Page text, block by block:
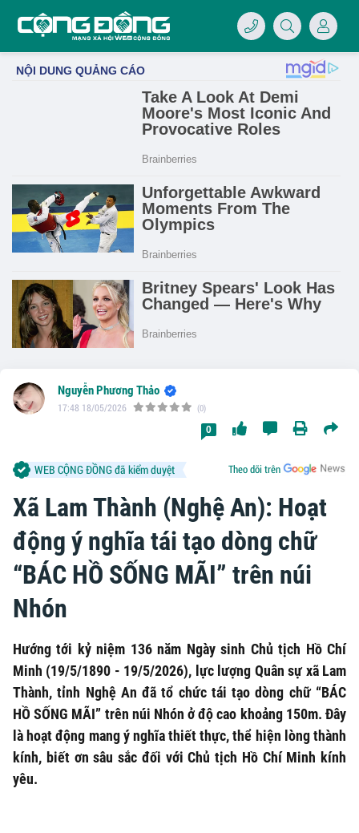
Xã Lam Thành (Nghệ An): Hoạt
động ý nghĩa tái tạo dòng chữ
“BÁC HỒ SỐNG MÃI” trên núi
Nhón
Hướng tới kỷ niệm 136 năm Ngày sinh Chủ tịch Hồ Chí
Minh (19/5/1890 - 19/5/2026), lực lượng Quân sự xã Lam
Thành, tỉnh Nghệ An đã tổ chức tái tạo dòng chữ “BÁC
HỒ SỐNG MÃI” trên núi Nhón ở độ cao khoảng 150m. Đây
là hoạt động mang ý nghĩa thiết thực, thể hiện lòng thành
kính, biết ơn sâu sắc đối với Chủ tịch Hồ Chí Minh kính
yêu.
Nguyễn Phương Thảo
17:48 18/05/2026 (0)
0
Theo dõi trên
WEB CỘNG ĐỒNG đã kiểm duyệt